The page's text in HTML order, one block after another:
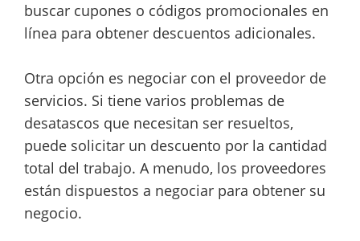
buscar cupones o códigos promocionales en
línea para obtener descuentos adicionales.
Otra opción es negociar con el proveedor de
servicios. Si tiene varios problemas de
desatascos que necesitan ser resueltos,
puede solicitar un descuento por la cantidad
total del trabajo. A menudo, los proveedores
están dispuestos a negociar para obtener su
negocio.